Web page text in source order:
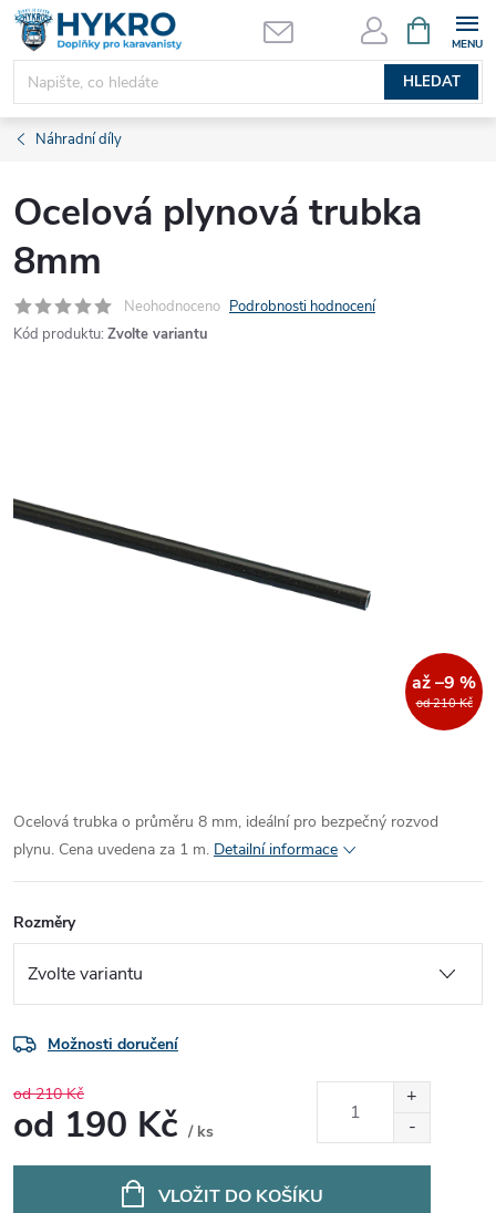
Přejít
obsah
HLEDAT
NÁKUPNÍ
KOŠÍK
Náhradní díly
Ocelová plynová trubka
8mm
Neohodnoceno Podrobnosti hodnocení
Kód produktu: Zvolte variantu
od 210 Kč
až –9 %
Ocelová trubka o průměru 8 mm, ideální pro bezpečný rozvod
plynu. Cena uvedena za 1 m. Detailní informace
Rozměry
Možnosti doručení
od 210 Kč
od 190 Kč / ks
VLOŽIT DO KOŠÍKU